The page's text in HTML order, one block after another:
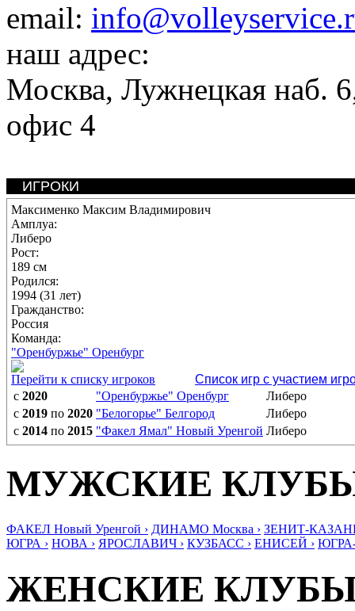
email:
наш адрес:
Москва, Лужнецкая наб.
офис 4
ИГРОКИ
Максименко Максим Владимирович
Амплуа:
Либеро
Рост:
189 см
Родился:
1994 (31 лет)
Гражданство:
Россия
Команда:
"Оренбуржье" Оренбург
Перейти к списку игроков
Список игр с участием
с 2020 "Оренбуржье" Оренбург
Либеро
с 2019 по 2020 "Белогорье" Белгород
Либеро
с 2014 по 2015 "Факел Ямал" Новый Уренгой Либеро
МУЖСКИЕ
ФАКЕЛ Новый Уренгой › ДИНАМО Москва › ЗЕНИТ-
ЮГРА › НОВА › ЯРОСЛАВИЧ › КУЗБАСС › ЕНИСЕЙ ›
ЖЕНСКИЕ